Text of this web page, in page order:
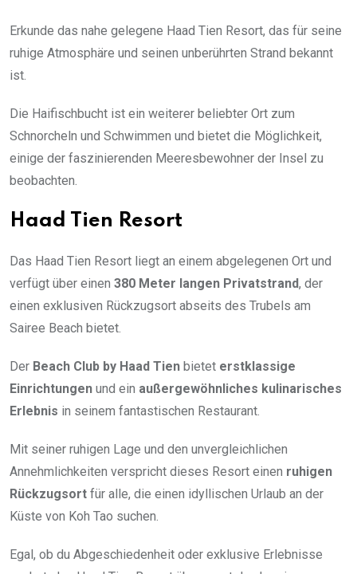
Erkunde das nahe gelegene Haad Tien Resort, das für seine
ruhige Atmosphäre und seinen unberührten Strand bekannt
ist.
Die Haifischbucht ist ein weiterer beliebter Ort zum
Schnorcheln und Schwimmen und bietet die Möglichkeit,
einige der faszinierenden Meeresbewohner der Insel zu
beobachten.
Haad Tien Resort
Das Haad Tien Resort liegt an einem abgelegenen Ort und
verfügt über einen 380 Meter langen Privatstrand, der
einen exklusiven Rückzugsort abseits des Trubels am
Sairee Beach bietet.
Der Beach Club by Haad Tien bietet erstklassige
Einrichtungen und ein außergewöhnliches kulinarisches
Erlebnis in seinem fantastischen Restaurant.
Mit seiner ruhigen Lage und den unvergleichlichen
Annehmlichkeiten verspricht dieses Resort einen ruhigen
Rückzugsort für alle, die einen idyllischen Urlaub an der
Küste von Koh Tao suchen.
Egal, ob du Abgeschiedenheit oder exklusive Erlebnisse